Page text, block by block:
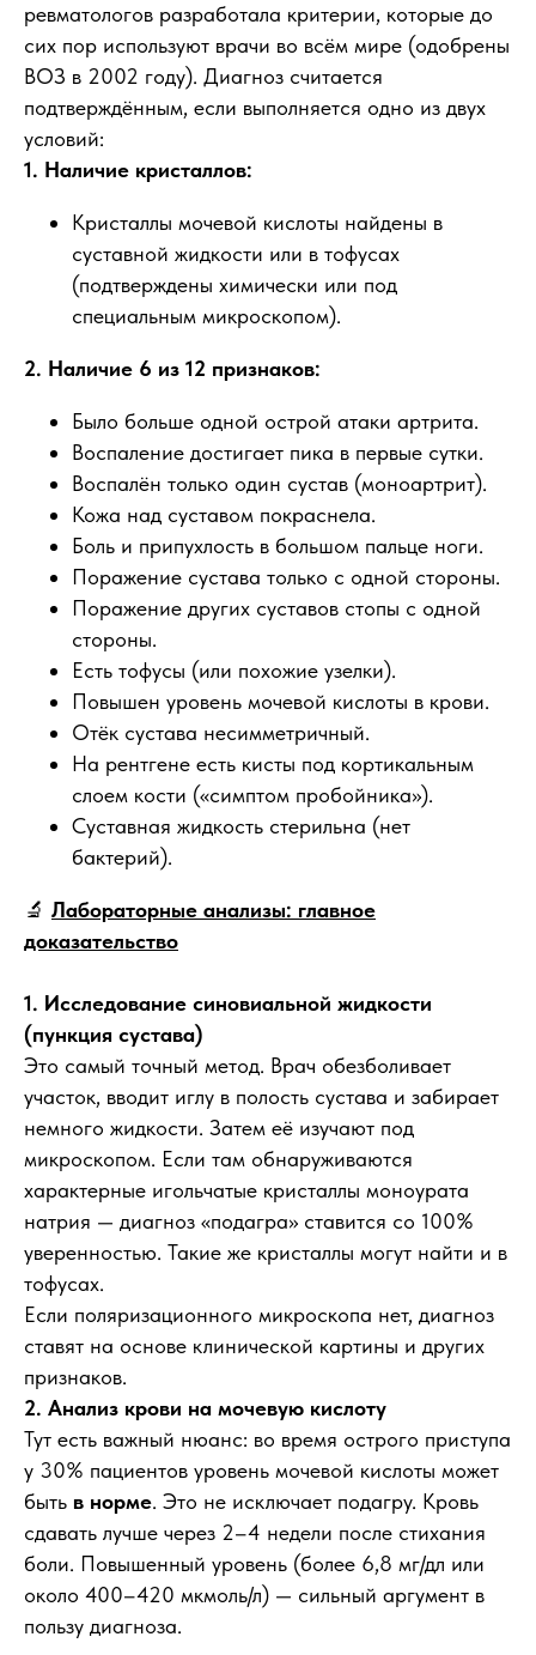
ревматологов разработала критерии, которые до
сих пор используют врачи во всём мире (одобрены
ВОЗ в 2002 году). Диагноз считается
подтверждённым, если выполняется одно из двух
условий:
1. Наличие кристаллов:
Кристаллы мочевой кислоты найдены в
суставной жидкости или в тофусах
(подтверждены химически или под
специальным микроскопом).
2. Наличие 6 из 12 признаков:
Было больше одной острой атаки артрита.
Воспаление достигает пика в первые сутки.
Воспалён только один сустав (моноартрит).
Кожа над суставом покраснела.
Боль и припухлость в большом пальце ноги.
Поражение сустава только с одной стороны.
Поражение других суставов стопы с одной
стороны.
Есть тофусы (или похожие узелки).
Повышен уровень мочевой кислоты в крови.
Отёк сустава несимметричный.
На рентгене есть кисты под кортикальным
слоем кости («симптом пробойника»).
Суставная жидкость стерильна (нет
бактерий).
🔬 Лабораторные анализы: главное
доказательство
1. Исследование синовиальной жидкости
(пункция сустава)
Это самый точный метод. Врач обезболивает
участок, вводит иглу в полость сустава и забирает
немного жидкости. Затем её изучают под
микроскопом. Если там обнаруживаются
характерные игольчатые кристаллы моноурата
натрия — диагноз «подагра» ставится со 100%
уверенностью. Такие же кристаллы могут найти и в
тофусах.
Если поляризационного микроскопа нет, диагноз
ставят на основе клинической картины и других
признаков.
2. Анализ крови на мочевую кислоту
Тут есть важный нюанс: во время острого приступа
у 30% пациентов уровень мочевой кислоты может
быть в норме. Это не исключает подагру. Кровь
сдавать лучше через 2–4 недели после стихания
боли. Повышенный уровень (более 6,8 мг/дл или
около 400–420 мкмоль/л) — сильный аргумент в
пользу диагноза.